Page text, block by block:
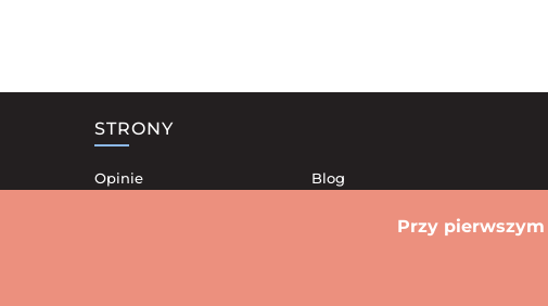
STRONY
Opinie
Blog
Polityka Prywatności
Przy pierwszym